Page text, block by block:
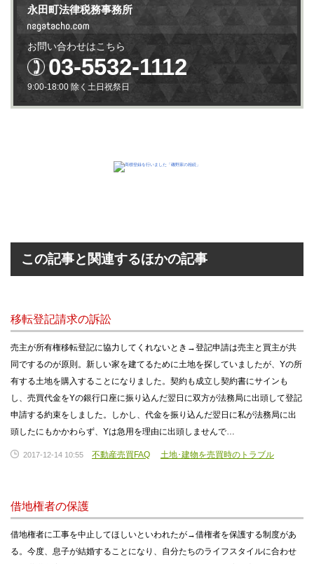
永田町法律税務事務所
お問い合わせはこちら
03-5532-1112
9:00-18:00 除く土日祝祭日
この記事と関連するほかの記事
移転登記請求の訴訟
売主が所有権移転登記に協力してくれないとき→登記申請は売主と買主が共
同でするのが原則。新しい家を建てるために土地を探していましたが、Yの所
有する土地を購入することになりました。契約も成立し契約書にサインも
し、売買代金をYの銀行口座に振り込んだ翌日に双方が法務局に出頭して登記
申請する約束をしました。しかし、代金を振り込んだ翌日に私が法務局に出
頭したにもかかわらず、Yは急用を理由に出頭しませんで…
2017-12-14 10:55 不動産売買FAQ 土地･建物を売買時のトラブル
借地権者の保護
借地権者に工事を中止してほしいといわれたが→借権者を保護する制度があ
る。今度、息子が結婚することになり、自分たちのライフスタイルに合わせ